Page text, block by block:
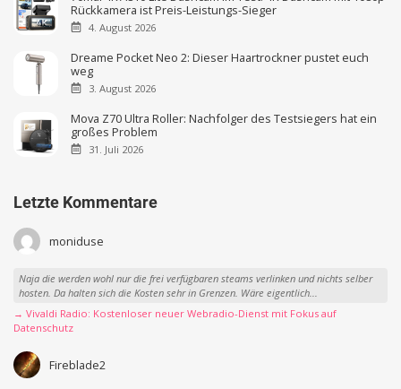
Rückkamera ist Preis-Leistungs-Sieger
4. August 2026
Dreame Pocket Neo 2: Dieser Haartrockner pustet euch
weg
3. August 2026
Mova Z70 Ultra Roller: Nachfolger des Testsiegers hat ein
großes Problem
31. Juli 2026
Letzte Kommentare
moniduse
Naja die werden wohl nur die frei verfügbaren steams verlinken und nichts selber
hosten. Da halten sich die Kosten sehr in Grenzen. Wäre eigentlich...
→ Vivaldi Radio: Kostenloser neuer Webradio-Dienst mit Fokus auf
Datenschutz
Fireblade2